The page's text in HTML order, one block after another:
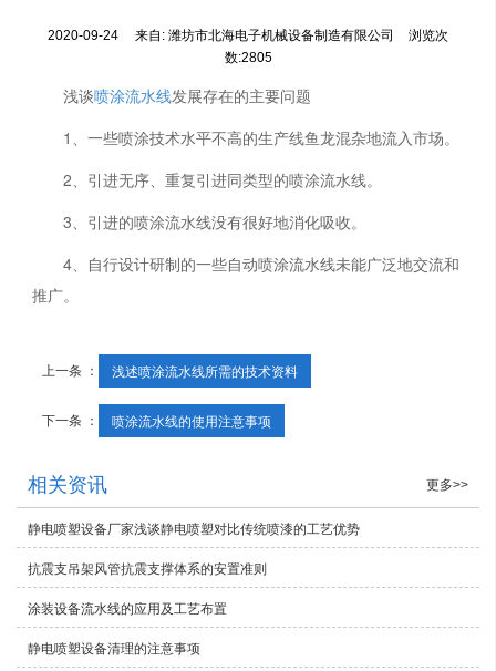
2020-09-24 来自:潍坊市北海电子机械设备制造有限公司
浏览次
数:2805
浅谈喷涂流水线发展存在的主要问题
1、一些喷涂技术水平不高的生产线鱼龙混杂地流入市场。
2、引进无序、重复引进同类型的喷涂流水线。
3、引进的喷涂流水线没有很好地消化吸收。
4、自行设计研制的一些自动喷涂流水线未能广泛地交流和
推广。
上一条 ： 浅述喷涂流水线所需的技术资料
下一条 ： 喷涂流水线的使用注意事项
相关资讯 更多>>
静电喷塑设备厂家浅谈静电喷塑对比传统喷漆的工艺优势
抗震支吊架风管抗震支撑体系的安置准则
涂装设备流水线的应用及工艺布置
静电喷塑设备清理的注意事项